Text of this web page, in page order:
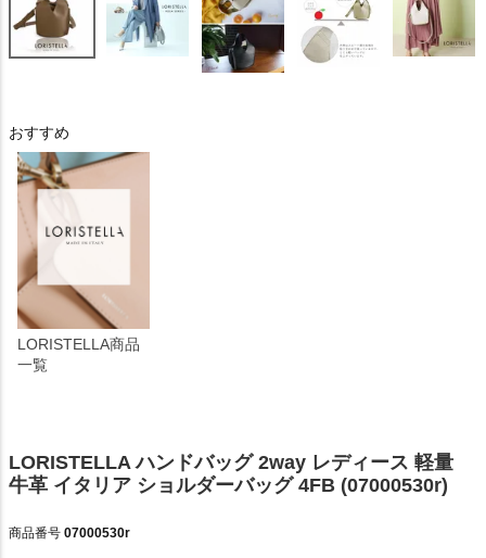
おすすめ
LORISTELLA商品
一覧
LORISTELLA ハンドバッグ 2way レディース 軽量
牛革 イタリア ショルダーバッグ 4FB (07000530r)
商品番号 07000530r